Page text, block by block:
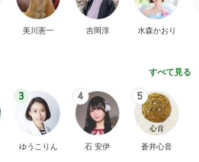
美川憲一 吉岡淳 水森かおり
すべて見る
3
ゆうこりん
4
石 安伊
5
蒼井心音